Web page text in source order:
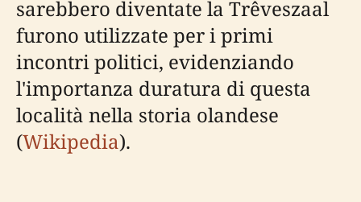
sarebbero diventate la Trêveszaal
furono utilizzate per i primi
incontri politici, evidenziando
l'importanza duratura di questa
località nella storia olandese
(Wikipedia).